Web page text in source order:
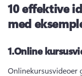
10 effektive
med
1.Online
Onlinekursusvideoer